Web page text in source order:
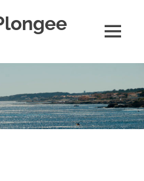
MENU